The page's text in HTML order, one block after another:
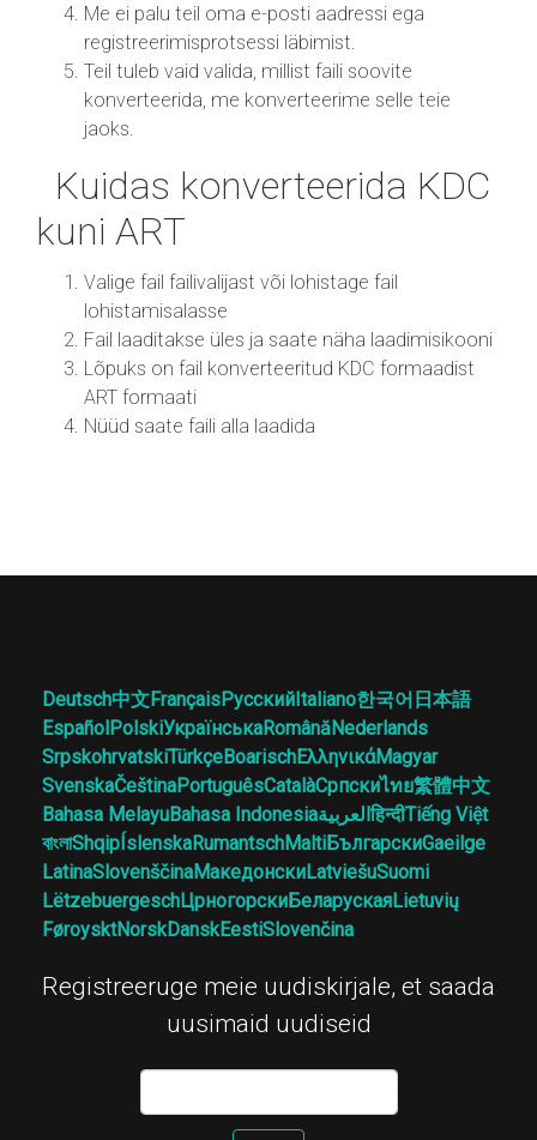
Me ei palu teil oma e-posti aadressi ega
registreerimisprotsessi läbimist.
Teil tuleb vaid valida, millist faili soovite
konverteerida, me konverteerime selle teie
jaoks.
Kuidas konverteerida KDC
kuni ART
Valige fail failivalijast või lohistage fail
lohistamisalasse
Fail laaditakse üles ja saate näha laadimisikooni
Lõpuks on fail konverteeritud KDC formaadist
ART formaati
Nüüd saate faili alla laadida
Deutsch中文FrançaisРусскийItaliano한국어 日本語
EspañolPolskiУкраїнськаRomânăNederlands
SrpskohrvatskiTürkçeBoarischΕλληνικάMagyar
SvenskaČeštinaPortuguêsCatalàСрпскиไทย繁體中文
Bahasa MelayuBahasa Indonesiaالعربيةहिन्दीTiếng Việt
বাংলাShqipÍslenskaRumantschMaltiБългарскиGaeilge
LatinaSlovenščinaМакедонскиLatviešuSuomi
LëtzebuergeschЦрногорскиБеларускаяLietuvių
FøroysktNorskDanskEestiSlovenčina
Registreeruge meie uudiskirjale, et saada
uusimaid uudiseid